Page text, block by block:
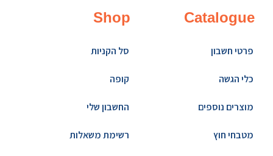
Catalogue
פרטי חשבון
כלי הגשה
מוצרים נוספים
מטבחי חוץ
Shop
סל הקניות
קופה
החשבון שלי
רשימת משאלות